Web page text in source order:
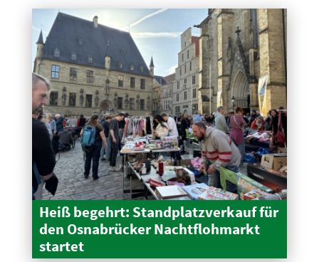
Heiß begehrt: Stand­platz­verkauf für
den Osnabrücker Nacht­floh­markt
startet